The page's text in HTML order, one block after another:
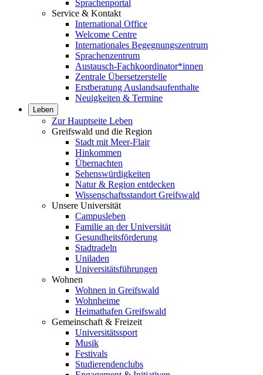
Sprachenportal
Service & Kontakt
International Office
Welcome Centre
Internationales Begegnungszentrum
Sprachenzentrum
Austausch-Fachkoordinator*innen
Zentrale Übersetzerstelle
Erstberatung Auslandsaufenthalte
Neuigkeiten & Termine
Leben
Zur Hauptseite Leben
Greifswald und die Region
Stadt mit Meer-Flair
Hinkommen
Übernachten
Sehenswürdigkeiten
Natur & Region entdecken
Wissenschaftsstandort Greifswald
Unsere Universität
Campusleben
Familie an der Universität
Gesundheitsförderung
Stadtradeln
Uniladen
Universitätsführungen
Wohnen
Wohnen in Greifswald
Wohnheime
Heimathafen Greifswald
Gemeinschaft & Freizeit
Universitätssport
Musik
Festivals
Studierendenclubs